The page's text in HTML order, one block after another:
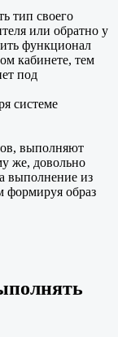
тип своего
или обратно у
функционал
кабинете, тем
под
системе
выполняют
же, довольно
выполнение из
формируя образ